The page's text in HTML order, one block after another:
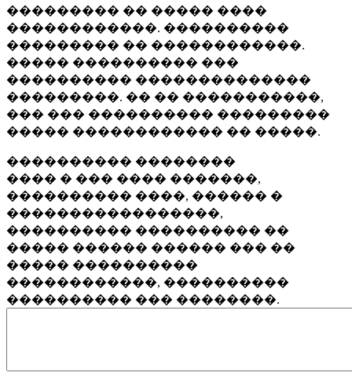
��������� �� ����� ����
������������. ����������
��������� �� ������������.
����� ���������� ���
���������� ��������������
���������. �� �� �����������,
��� ��� ���������� ���������
����� ������������ �� �����.
���������� ��������
���� � ��� ���� �������,
���������� ����, ������ �
�����������������,
���������� ���������� ��
����� ������ ������ ��� ��
����� ����������
������������, ����������
���������� ��� ��������.